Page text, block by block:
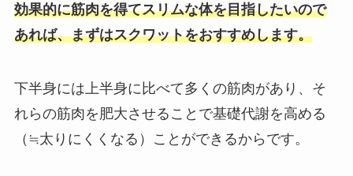
効果的に筋肉を得てスリムな体を目指したいので
あれば、まずはスクワットをおすすめします。
下半身には上半身に比べて多くの筋肉があり、そ
れらの筋肉を肥大させることで基礎代謝を高める
（≒太りにくくなる）ことができるからです。